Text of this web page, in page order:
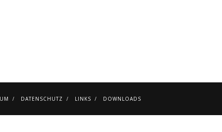
DATENSCHUTZ LINKS DOWNLOADS